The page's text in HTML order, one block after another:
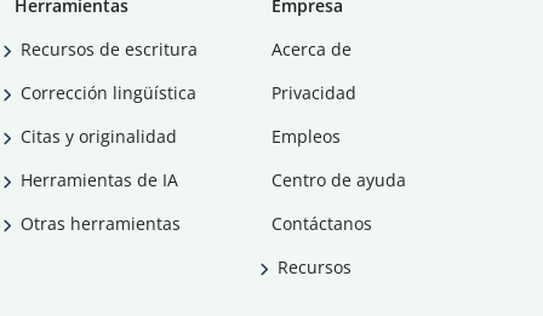
Herramientas
Recursos de escritura
Corrección lingüística
Citas y originalidad
Herramientas de IA
Otras herramientas
Empresa
Acerca de
Privacidad
Empleos
Centro de ayuda
Contáctanos
Recursos